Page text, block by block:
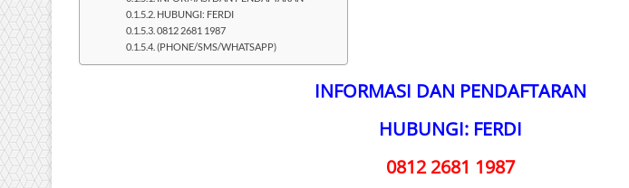
HUBUNGI: FERDI
0812 2681 1987
(PHONE/SMS/WHATSAPP)
INFORMASI DAN PENDAFTARAN
HUBUNGI: FERDI
0812 2681 1987